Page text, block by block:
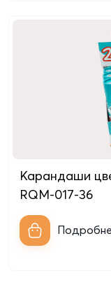
Карандаши
RQM-017-36